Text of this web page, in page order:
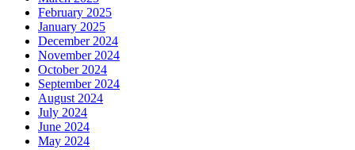
February 2025
January 2025
December 2024
November 2024
October 2024
September 2024
August 2024
July 2024
June 2024
May 2024